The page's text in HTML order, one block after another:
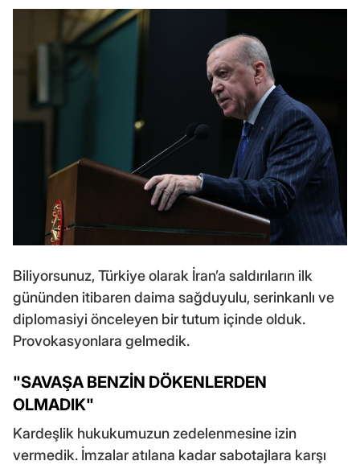
Biliyorsunuz, Türkiye olarak İran’a saldırıların ilk
gününden itibaren daima sağduyulu, serinkanlı ve
diplomasiyi önceleyen bir tutum içinde olduk.
Provokasyonlara gelmedik.
"SAVAŞA BENZİN DÖKENLERDEN
OLMADIK"
Kardeşlik hukukumuzun zedelenmesine izin
vermedik. İmzalar atılana kadar sabotajlara karşı